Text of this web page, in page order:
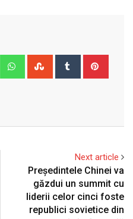
LinkedIn WhatsappStumbleUpon
Tumblr
Next article
Preşedintele Chinei va
găzdui un summit cu
liderii celor cinci foste
republici sovietice din